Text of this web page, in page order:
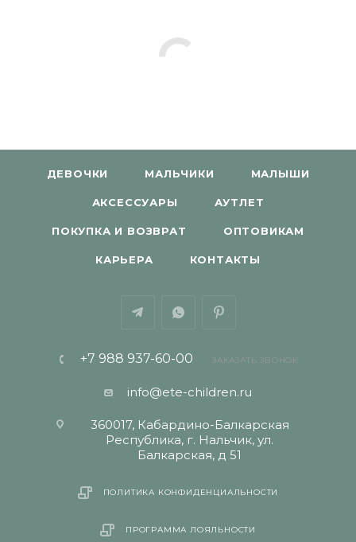
ДЕВОЧКИ МАЛЬЧИКИ МАЛЫШИ
АКСЕССУАРЫ АУТЛЕТ
ПОКУПКА И ВОЗВРАТ ОПТОВИКАМ
КАРЬЕРА КОНТАКТЫ
+7 988 937-60-00 ЗАКАЗАТЬ ЗВОНОК
info@ete-children.ru
360017, Кабардино-Балкарская
Республика, г. Нальчик, ул.
Балкарская, д 51
ПОЛИТИКА КОНФИДЕНЦИАЛЬНОСТИ
ПРОГРАММА ЛОЯЛЬНОСТИ